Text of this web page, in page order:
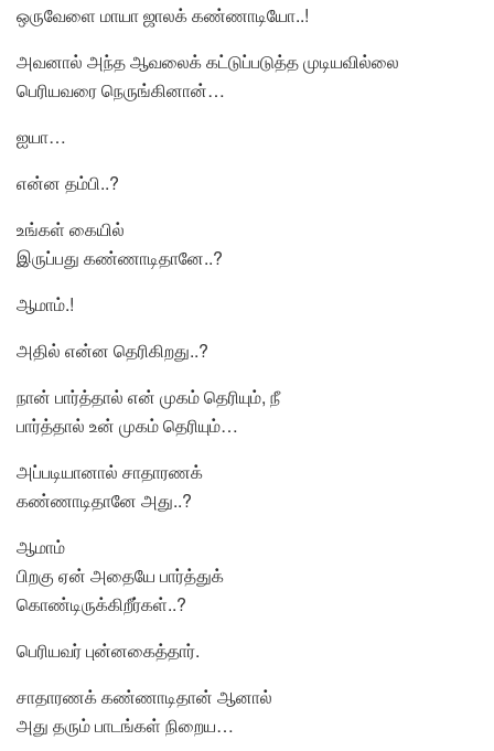
ஒருவேளை மாயா ஜாலக் கண்ணாடியோ..!
அவனால் அந்த ஆவலைக் கட்டுப்படுத்த முடியவில்லை
பெரியவரை நெருங்கினான்…
ஐயா…
என்ன தம்பி..?
உங்கள் கையில்
இருப்பது கண்ணாடிதானே..?
ஆமாம்.!
அதில் என்ன தெரிகிறது..?
நான் பார்த்தால் என் முகம் தெரியும், நீ
பார்த்தால் உன் முகம் தெரியும்…
அப்படியானால் சாதாரணக்
கண்ணாடிதானே அது..?
ஆமாம்
பிறகு ஏன் அதையே பார்த்துக்
கொண்டிருக்கிறீர்கள்..?
பெரியவர் புன்னகைத்தார்.
சாதாரணக் கண்ணாடிதான் ஆனால்
அது தரும் பாடங்கள் நிறைய…